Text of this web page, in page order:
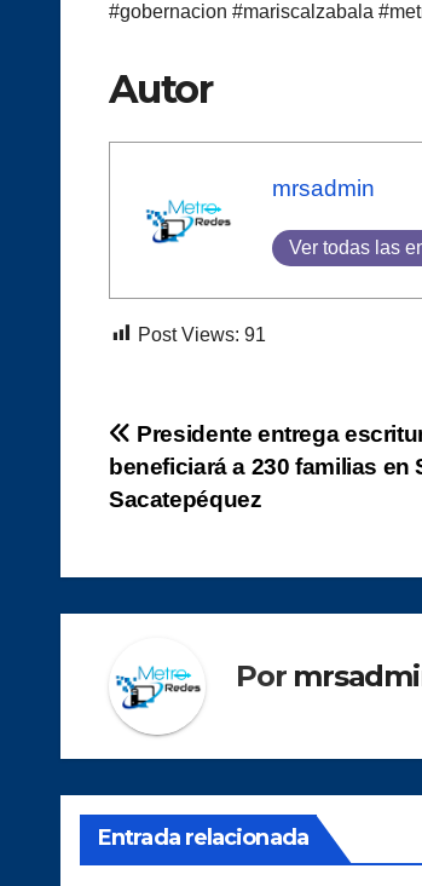
#gobernacion #mariscalzabala
Autor
mrsadmin
Ver todas las
Post Views: 91
Navegación
de
Presidente entrega
beneficiará a 230 familias en
Sacatepéquez
Por
Entrada relacionada